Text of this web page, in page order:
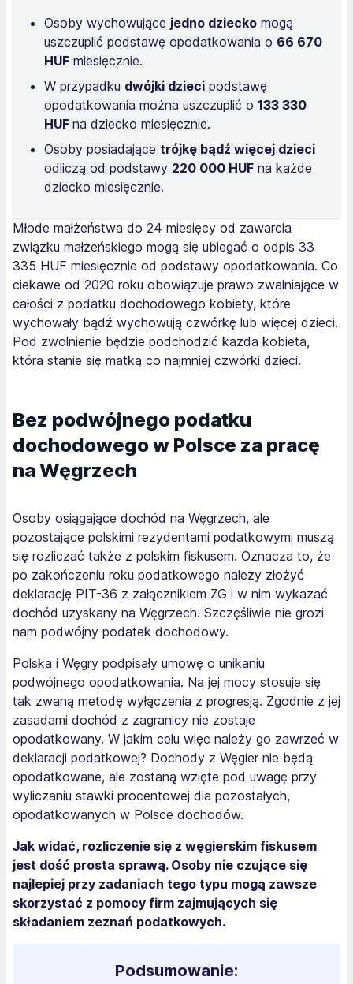
Osoby wychowujące jedno dziecko mogą
uszczuplić podstawę opodatkowania o 66 670
HUF miesięcznie.
W przypadku dwójki dzieci podstawę
opodatkowania można uszczuplić o 133 330
HUF na dziecko miesięcznie.
Osoby posiadające trójkę bądź więcej dzieci
odliczą od podstawy 220 000 HUF na każde
dziecko miesięcznie.
Młode małżeństwa do 24 miesięcy od zawarcia
związku małżeńskiego mogą się ubiegać o odpis 33
335 HUF miesięcznie od podstawy opodatkowania. Co
ciekawe od 2020 roku obowiązuje prawo zwalniające w
całości z podatku dochodowego kobiety, które
wychowały bądź wychowują czwórkę lub więcej dzieci.
Pod zwolnienie będzie podchodzić każda kobieta,
która stanie się matką co najmniej czwórki dzieci.
Bez podwójnego podatku
dochodowego w Polsce za pracę
na Węgrzech
Osoby osiągające dochód na Węgrzech, ale
pozostające polskimi rezydentami podatkowymi muszą
się rozliczać także z polskim fiskusem. Oznacza to, że
po zakończeniu roku podatkowego należy złożyć
deklarację PIT-36 z załącznikiem ZG i w nim wykazać
dochód uzyskany na Węgrzech. Szczęśliwie nie grozi
nam podwójny podatek dochodowy.
Polska i Węgry podpisały umowę o unikaniu
podwójnego opodatkowania. Na jej mocy stosuje się
tak zwaną metodę wyłączenia z progresją. Zgodnie z jej
zasadami dochód z zagranicy nie zostaje
opodatkowany. W jakim celu więc należy go zawrzeć w
deklaracji podatkowej? Dochody z Węgier nie będą
opodatkowane, ale zostaną wzięte pod uwagę przy
wyliczaniu stawki procentowej dla pozostałych,
opodatkowanych w Polsce dochodów.
Jak widać, rozliczenie się z węgierskim fiskusem
jest dość prosta sprawą. Osoby nie czujące się
najlepiej przy zadaniach tego typu mogą zawsze
skorzystać z pomocy firm zajmujących się
składaniem zeznań podatkowych.
Podsumowanie: